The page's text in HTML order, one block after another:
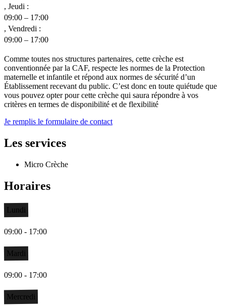
, Jeudi :
09:00 – 17:00
, Vendredi :
09:00 – 17:00
Comme toutes nos structures partenaires, cette crèche est
conventionnée par la CAF, respecte les normes de la Protection
maternelle et infantile et répond aux normes de sécurité d’un
Établissement recevant du public. C’est donc en toute quiétude que
vous pouvez opter pour cette crèche qui saura répondre à vos
critères en termes de disponibilité et de flexibilité
Je remplis le formulaire de contact
Les services
Micro Crèche
Horaires
Lundi
09:00 - 17:00
Mardi
09:00 - 17:00
Mercredi